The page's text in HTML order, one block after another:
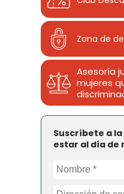
Zona de
Asesoría
mujeres
Suscríbete a
estar al día de